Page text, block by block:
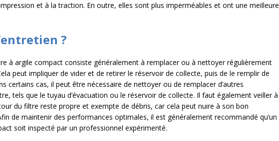
et à la traction. En outre, elles sont plus imperméables et ont une meilleure
?
à argile compact consiste généralement à remplacer ou à nettoyer régulièrement
peut impliquer de vider et de retirer le réservoir de collecte, puis de le remplir de
certains cas, il peut être nécessaire de nettoyer ou de remplacer d’autres
tels que le tuyau d’évacuation ou le réservoir de collecte. Il faut également veiller à
du filtre reste propre et exempte de débris, car cela peut nuire à son bon
de maintenir des performances optimales, il est généralement recommandé qu’un
soit inspecté par un professionnel expérimenté.